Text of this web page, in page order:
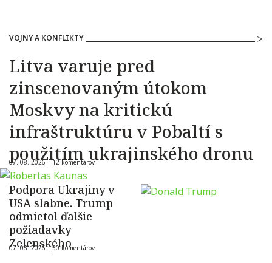
VOJNY A KONFLIKTY
Litva varuje pred
zinscenovaným útokom
Moskvy na kritickú
infraštruktúru v Pobaltí s
použitím ukrajinského dronu
07. 08. 2026 |12 komentárov
Podpora Ukrajiny v
USA slabne. Trump
odmietol ďalšie
požiadavky
Zelenského
07. 08. 2026 |50 komentárov